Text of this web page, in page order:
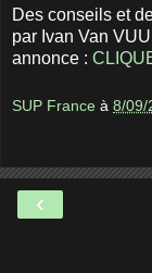
Des conseils et
par Ivan Van
annonce :
SUP France à 8/09/
‹